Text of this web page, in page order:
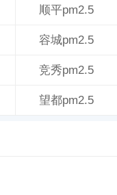
顺平pm2.5
容城pm2.5
竞秀pm2.5
望都pm2.5